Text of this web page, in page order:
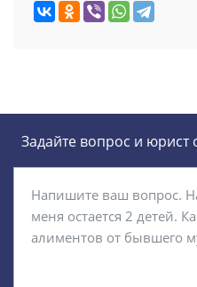
Задайте вопрос и юрист